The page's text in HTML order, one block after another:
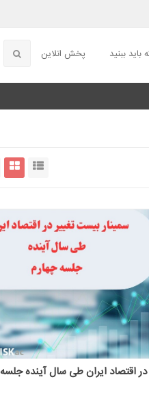
باید ببنید پخش انلاین
اقتصاد ایران طی سال آینده جلسه